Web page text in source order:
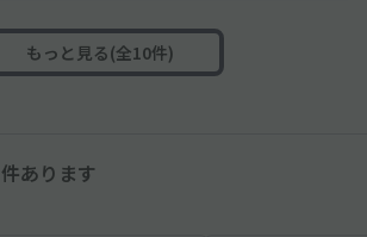
もっと見る(全10件)
件あります